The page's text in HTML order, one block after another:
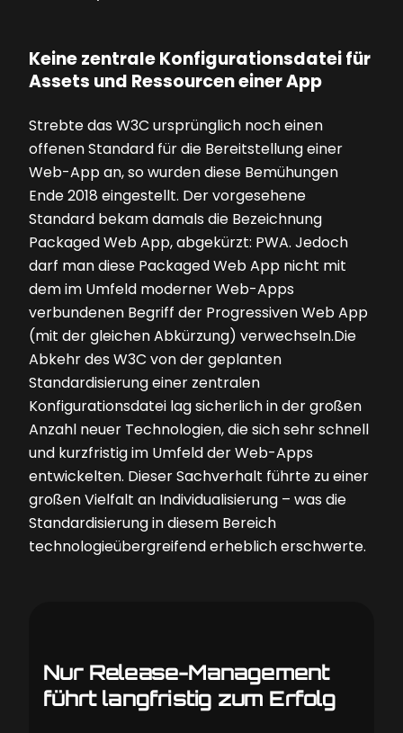
Keine zentrale Konfigurationsdatei für
Assets und Ressourcen einer App
Strebte das W3C ursprünglich noch einen
offenen Standard für die Bereitstellung einer
Web-App an, so wurden diese Bemühungen
Ende 2018 eingestellt. Der vorgesehene
Standard bekam damals die Bezeichnung
Packaged Web App, abgekürzt: PWA. Jedoch
darf man diese Packaged Web App nicht mit
dem im Umfeld moderner Web-Apps
verbundenen Begriff der Progressiven Web App
(mit der gleichen Abkürzung) verwechseln.Die
Abkehr des W3C von der geplanten
Standardisierung einer zentralen
Konfigurationsdatei lag sicherlich in der großen
Anzahl neuer Technologien, die sich sehr schnell
und kurzfristig im Umfeld der Web-Apps
entwickelten. Dieser Sachverhalt führte zu einer
großen Vielfalt an Individualisierung – was die
Standardisierung in diesem Bereich
technologieübergreifend erheblich erschwerte.
Nur Release-Management
führt langfristig zum Erfolg